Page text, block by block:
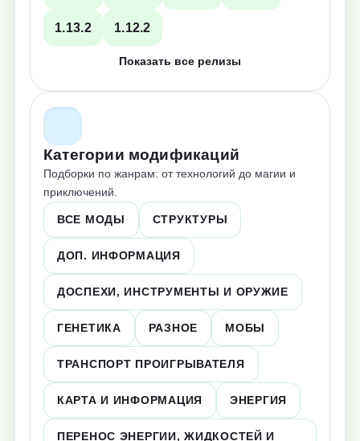
1.13.2 1.12.2
Показать все релизы
Категории модификаций
Подборки по жанрам: от технологий до магии и
приключений.
ВСЕ МОДЫ СТРУКТУРЫ
ДОП. ИНФОРМАЦИЯ
ДОСПЕХИ, ИНСТРУМЕНТЫ И ОРУЖИЕ
ГЕНЕТИКА РАЗНОЕ МОБЫ
ТРАНСПОРТ ПРОИГРЫВАТЕЛЯ
КАРТА И ИНФОРМАЦИЯ ЭНЕРГИЯ
ПЕРЕНОС ЭНЕРГИИ, ЖИДКОСТЕЙ И